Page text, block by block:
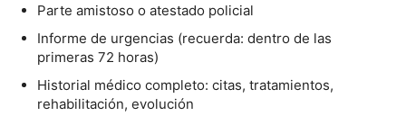
Parte amistoso o atestado policial
Informe de urgencias (recuerda: dentro de las
primeras 72 horas)
Historial médico completo: citas, tratamientos,
rehabilitación, evolución